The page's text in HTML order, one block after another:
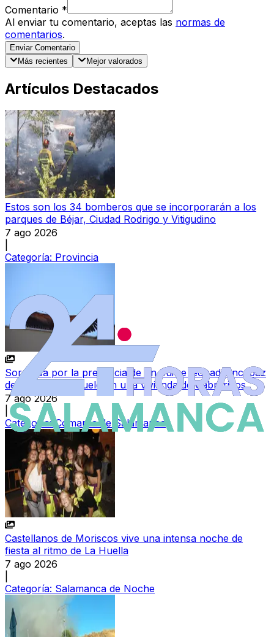
Comentario *
Al enviar tu comentario, aceptas las normas de
comentarios.
Enviar Comentario
Más recientes
Mejor valorados
Artículos Destacados
Estos son los 34 bomberos que se incorporarán a los
parques de Béjar, Ciudad Rodrigo y Vitigudino
7 ago 2026
Categoría: Provincia
Sorpresa por la presencia de un buitre leonado incapaz
de remontar el vuelo en una vivienda de Cabrerizos
7 ago 2026
Categoría: Comarca de Salamanca
Castellanos de Moriscos vive una intensa noche de
fiesta al ritmo de La Huella
7 ago 2026
Categoría: Salamanca de Noche